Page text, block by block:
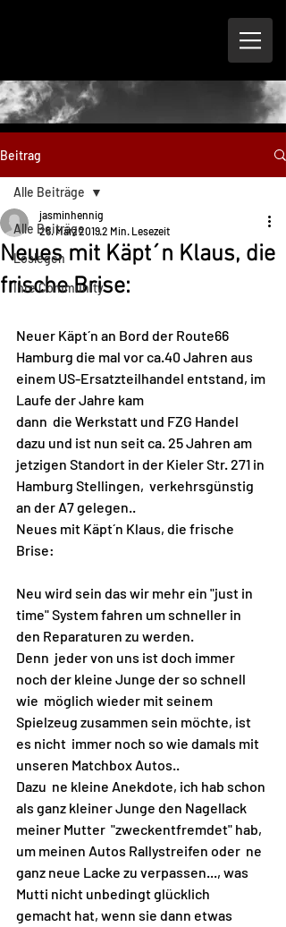
Beitrag
Alle Beiträge
Loslegen
Ihre Community
Alle Beiträge
Neues mit Käpt´n Klaus, die
frische Brise:
jasminhennig
25. März 20192 Min. Lesezeit
Neuer Käpt´n an Bord der Route66
Hamburg die mal vor ca.40 Jahren aus
einem US-Ersatzteilhandel entstand, im
Laufe der Jahre kam
dann  die Werkstatt und FZG Handel
dazu und ist nun seit ca. 25 Jahren am
jetzigen Standort in der Kieler Str. 271 in
Hamburg Stellingen,  verkehrsgünstig
an der A7 gelegen..
Neues mit Käpt´n Klaus, die frische
Brise:
Neu wird sein das wir mehr ein "just in
time" System fahren um schneller in
den Reparaturen zu werden.
Denn  jeder von uns ist doch immer
noch der kleine Junge der so schnell
wie  möglich wieder mit seinem
Spielzeug zusammen sein möchte, ist
es nicht  immer noch so wie damals mit
unseren Matchbox Autos..
Dazu  ne kleine Anekdote, ich hab schon
als ganz kleiner Junge den Nagellack
meiner Mutter  "zweckentfremdet" hab,
um meinen Autos Rallystreifen oder  ne
ganz neue Lacke zu verpassen..., was
Mutti nicht unbedingt glücklich
gemacht hat, wenn sie dann etwas